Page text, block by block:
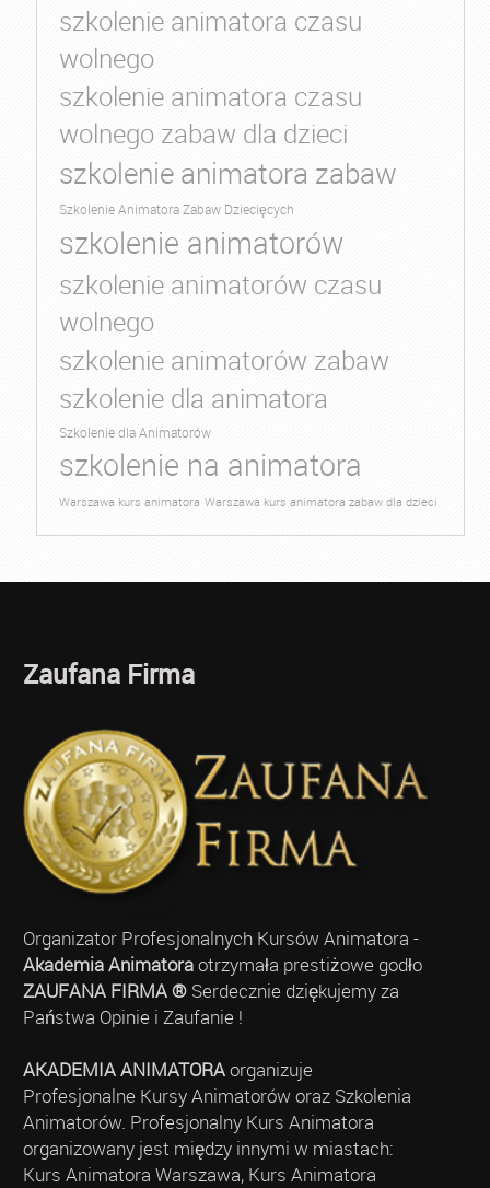
szkolenie animatora czasu
wolnego
szkolenie animatora czasu
wolnego zabaw dla dzieci
szkolenie animatora zabaw
Szkolenie Animatora Zabaw Dziecięcych
szkolenie animatorów
szkolenie animatorów czasu
wolnego
szkolenie animatorów zabaw
szkolenie dla animatora
Szkolenie dla Animatorów
szkolenie na animatora
Warszawa kurs animatora Warszawa kurs animatora zabaw dla dzieci
Zaufana Firma
Organizator Profesjonalnych Kursów Animatora -
Akademia Animatoraotrzymała prestiżowe godło
ZAUFANA FIRMA ®Serdecznie dziękujemy za
Państwa Opinie i Zaufanie !
AKADEMIA ANIMATORAorganizuje
Profesjonalne Kursy Animatorów oraz Szkolenia
Animatorów. Profesjonalny Kurs Animatora
organizowany jest między innymi w miastach:
Kurs Animatora Warszawa, Kurs Animatora